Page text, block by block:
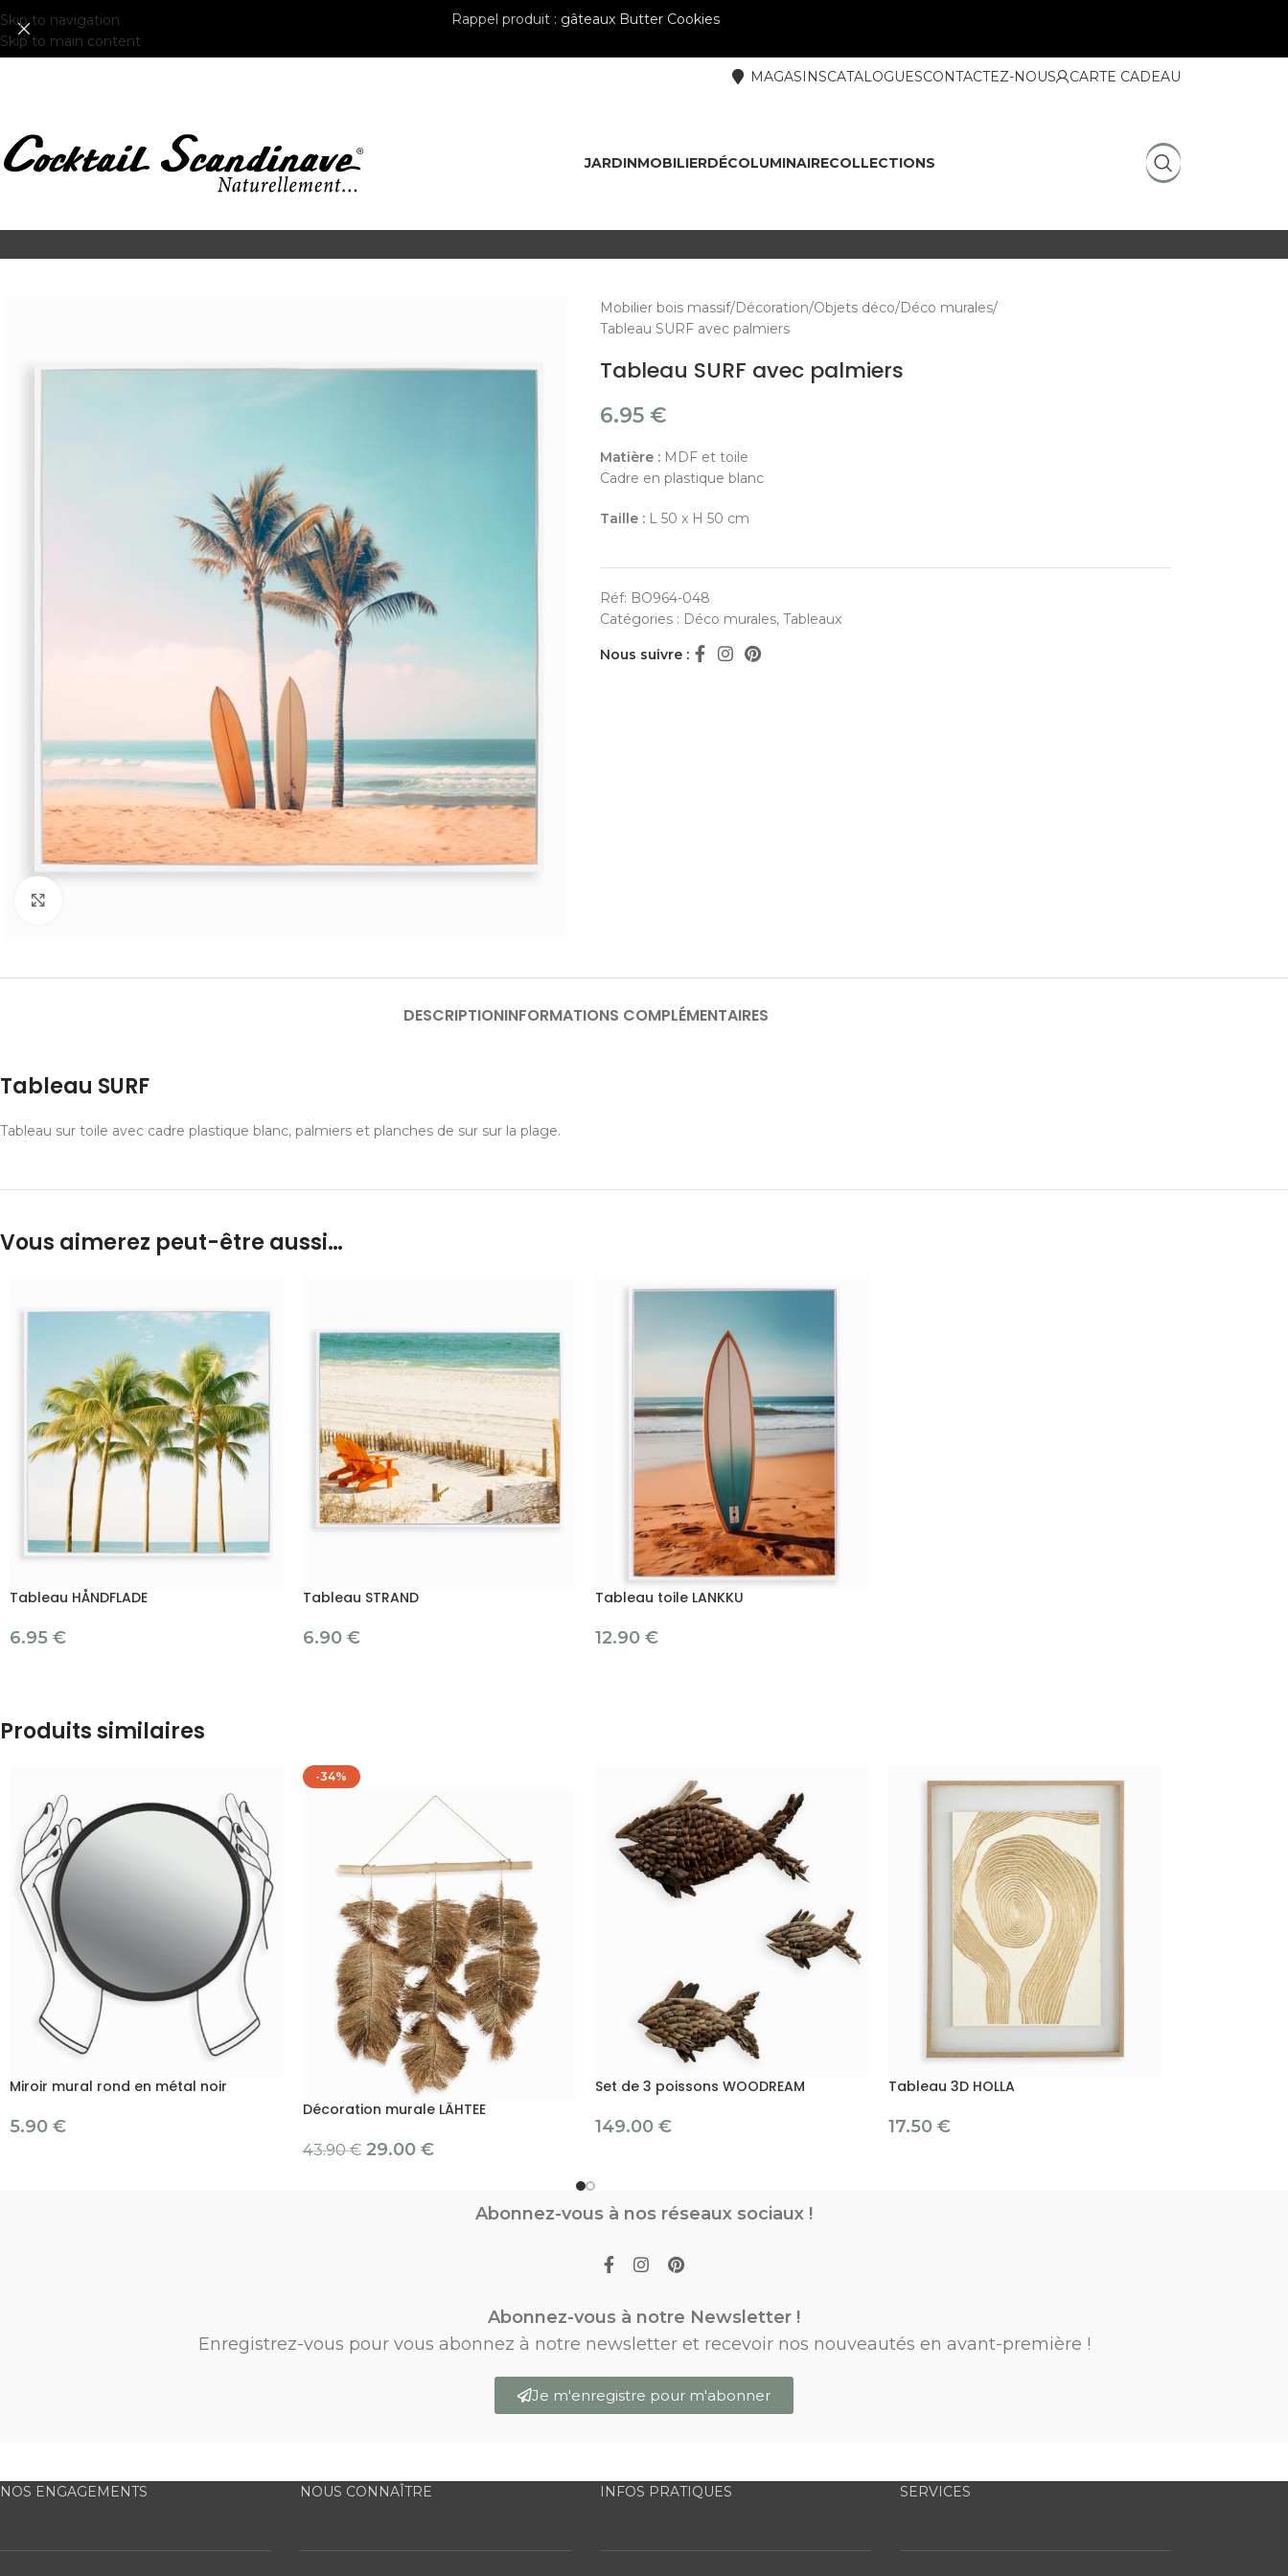
Skip to navigation
Skip to main content
Rappel produit : gâteaux Butter Cookies
MAGASINSCATALOGUESCONTACTEZ-NOUS CARTE CADEAU
JARDINMOBILIERDÉCOLUMINAIRECOLLECTIONS
Mobilier bois massif Décoration Objets déco Déco murales
Tableau SURF avec palmiers
Tableau SURF avec palmiers
6.95 €
Matière :MDF et toile
Cadre en plastique blanc
Taille :L 50 x H 50 cm
Réf: BO964-048
Catégories : Déco murales, Tableaux
Nous suivre :
DESCRIPTIONINFORMATIONS COMPLÉMENTAIRES
Tableau SURF
Tableau sur toile avec cadre plastique blanc, palmiers et planches de sur sur la plage.
Vous aimerez peut-être aussi…
Tableau HÅNDFLADE
6.95 €
Tableau STRAND
6.90 €
Tableau toile LANKKU
12.90 €
Produits similaires
Miroir mural rond en métal noir
5.90 €
-34%
Décoration murale LÄHTEE
43.90€ 29.00 €
Set de 3 poissons WOODREAM
149.00 €
Tableau 3D HOLLA
17.50 €
Abonnez-vous à nos réseaux sociaux !
Abonnez-vous à notre Newsletter !
Enregistrez-vous pour vous abonnez à notre newsletter et recevoir nos nouveautés en avant-première !
Je m'enregistre pour m'abonner
NOS ENGAGEMENTS NOUS CONNAÎTRE INFOS PRATIQUES SERVICES